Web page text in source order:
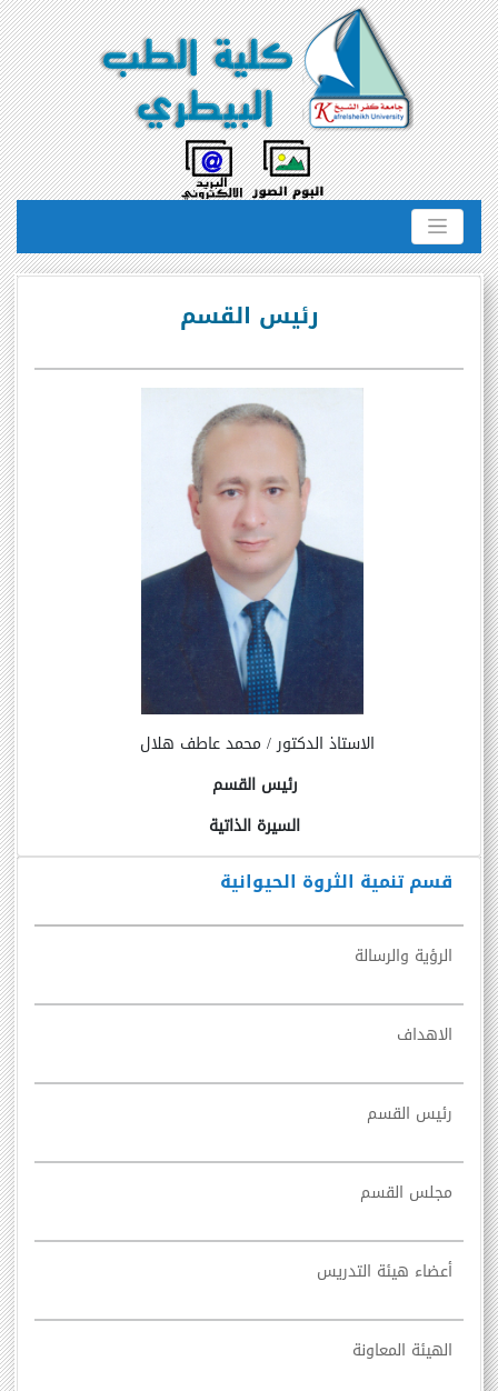
قسم تنمية الثروة الحيوانية
الرؤية والرسالة
الاهداف
رئيس القسم
مجلس القسم
أعضاء هيئة التدريس
الهيئة المعاونة
رئيس القسم
الاستاذ الدكتور / محمد عاطف هلال
رئيس القسم
السيرة الذاتية